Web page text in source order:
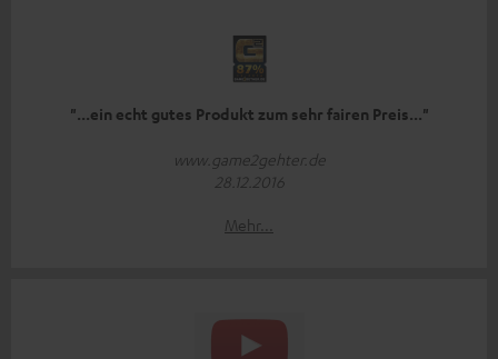
"...ein echt gutes Produkt zum sehr fairen Preis..."
www.game2gehter.de
28.12.2016
Mehr...